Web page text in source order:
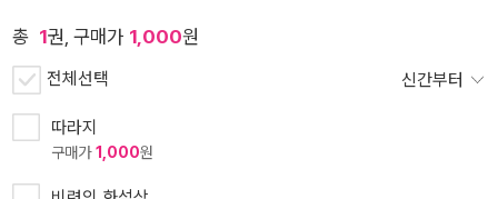
총 1권, 구매가 1,000원
전체선택 신간부터
따라지
구매가1,000원